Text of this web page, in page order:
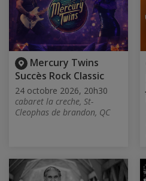
Mercury Twins
Succès Rock Classic
24 octobre 2026, 20h30
cabaret la creche, St-
Cleophas de brandon, QC